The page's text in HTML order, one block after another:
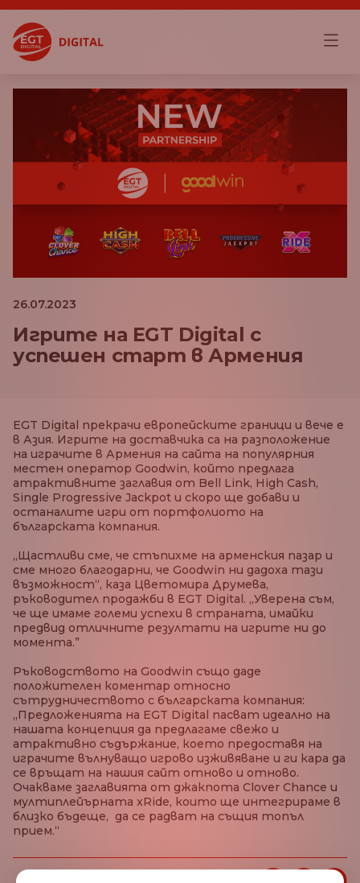
26.07.2023
Игрите на EGT Digital с
успешен старт в Армения
EGT Digital прекрачи европейските граници и вече е
в Азия. Игрите на доставчика са на разположение
на играчите в Армения на сайта на популярния
местен оператор Goodwin, който предлага
атрактивните заглавия от Bell Link, High Cash,
Single Progressive Jackpot и скоро ще добави и
останалите игри от портфолиото на
българската компания.
„Щастливи сме, че стъпихме на арменския пазар и
сме много благодарни, че Goodwin ни дадоха тази
възможност“, каза Цветомира Друмева,
ръководител продажби в EGT Digital. „Уверена съм,
че ще имаме големи успехи в страната, имайки
предвид отличните резултати на игрите ни до
момента.”
Ръководството на Goodwin също даде
положителен коментар относно
сътрудничеството с българската компания:
„Предложенията на EGT Digital пасват идеално на
нашата концепция да предлагаме свежо и
атрактивно съдържание, което предоставя на
играчите вълнуващо игрово изживяване и ги кара да
се връщат на нашия сайт отново и отново.
Очакваме заглавията от джакпота Clover Chance и
мултиплейърната xRide, които ще интегрираме в
близко бъдеще, да се радват на същия топъл
прием.“